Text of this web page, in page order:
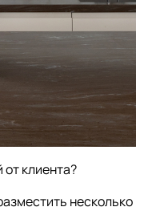
клиента?
несколько